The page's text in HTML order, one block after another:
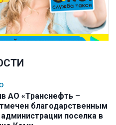
АО «Транснефть –
благодарственным
поселка в